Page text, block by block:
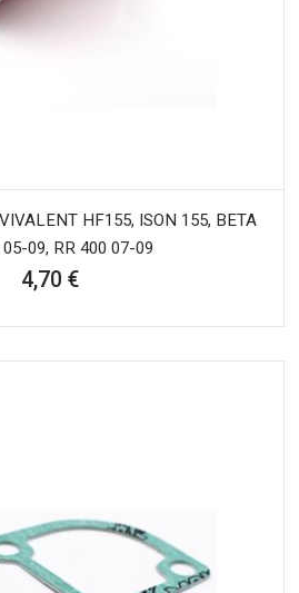
HF155, ISON 155, BETA
05-09, RR 400 07-09
4,70 €